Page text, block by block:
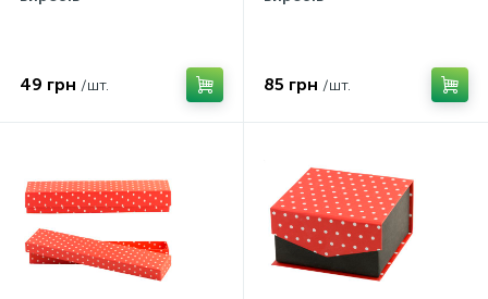
49 грн /шт. 85 грн /шт.
Срібні ланцюжки
Срібні сувеніри